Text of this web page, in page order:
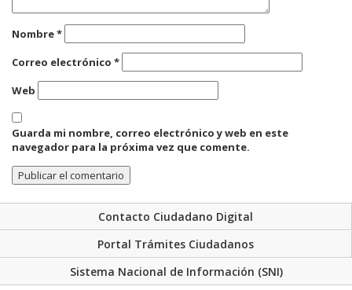
Nombre*
Correo electrónico *
Web
Guarda mi nombre, correo electrónico y web en este
navegador para la próxima vez que comente.
Contacto Ciudadano Digital
Portal Trámites Ciudadanos
Sistema Nacional de Información (SNI)